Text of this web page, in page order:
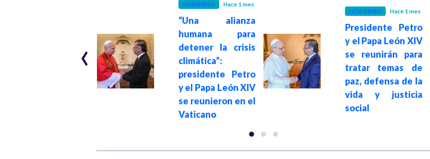
encíclica del Papa
GOBIERNO Hace 1 mes
“Una alianza
humana para
detener la crisis
climática”:
presidente Petro
y el Papa León XIV
se reunieron en el
Vaticano
GOBIERNO Hace 1 mes
Presidente Petro
y el Papa León XIV
se reunirán para
tratar temas de
paz, defensa de la
vida y justicia
social
‹